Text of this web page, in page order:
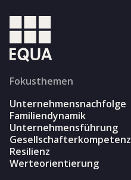
Fokusthemen
Unternehmensnachfolge
Familiendynamik
Unternehmensführung
Gesellschafterkompetenz
Resilienz
Werteorientierung